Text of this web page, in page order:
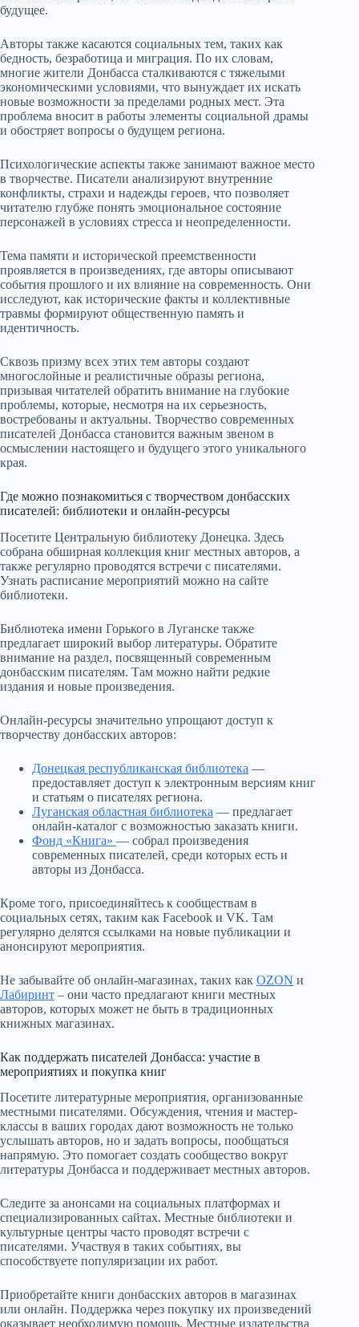
будущее.
Авторы также касаются социальных тем, таких как
бедность, безработица и миграция. По их словам,
многие жители Донбасса сталкиваются с тяжелыми
экономическими условиями, что вынуждает их искать
новые возможности за пределами родных мест. Эта
проблема вносит в работы элементы социальной драмы
и обостряет вопросы о будущем региона.
Психологические аспекты также занимают важное место
в творчестве. Писатели анализируют внутренние
конфликты, страхи и надежды героев, что позволяет
читателю глубже понять эмоциональное состояние
персонажей в условиях стресса и неопределенности.
Тема памяти и исторической преемственности
проявляется в произведениях, где авторы описывают
события прошлого и их влияние на современность. Они
исследуют, как исторические факты и коллективные
травмы формируют общественную память и
идентичность.
Сквозь призму всех этих тем авторы создают
многослойные и реалистичные образы региона,
призывая читателей обратить внимание на глубокие
проблемы, которые, несмотря на их серьезность,
востребованы и актуальны. Творчество современных
писателей Донбасса становится важным звеном в
осмыслении настоящего и будущего этого уникального
края.
Где можно познакомиться с творчеством донбасских
писателей: библиотеки и онлайн-ресурсы
Посетите Центральную библиотеку Донецка. Здесь
собрана обширная коллекция книг местных авторов, а
также регулярно проводятся встречи с писателями.
Узнать расписание мероприятий можно на сайте
библиотеки.
Библиотека имени Горького в Луганске также
предлагает широкий выбор литературы. Обратите
внимание на раздел, посвященный современным
донбасским писателям. Там можно найти редкие
издания и новые произведения.
Онлайн-ресурсы значительно упрощают доступ к
творчеству донбасских авторов:
Донецкая республиканская библиотека —
предоставляет доступ к электронным версиям книг
и статьям о писателях региона.
Луганская областная библиотека — предлагает
онлайн-каталог с возможностью заказать книги.
Фонд «Книга» — собрал произведения
современных писателей, среди которых есть и
авторы из Донбасса.
Кроме того, присоединяйтесь к сообществам в
социальных сетях, таким как Facebook и VK. Там
регулярно делятся ссылками на новые публикации и
анонсируют мероприятия.
Не забывайте об онлайн-магазинах, таких как OZON и
Лабиринт – они часто предлагают книги местных
авторов, которых может не быть в традиционных
книжных магазинах.
Как поддержать писателей Донбасса: участие в
мероприятиях и покупка книг
Посетите литературные мероприятия, организованные
местными писателями. Обсуждения, чтения и мастер-
классы в ваших городах дают возможность не только
услышать авторов, но и задать вопросы, пообщаться
напрямую. Это помогает создать сообщество вокруг
литературы Донбасса и поддерживает местных авторов.
Следите за анонсами на социальных платформах и
специализированных сайтах. Местные библиотеки и
культурные центры часто проводят встречи с
писателями. Участвуя в таких событиях, вы
способствуете популяризации их работ.
Приобретайте книги донбасских авторов в магазинах
или онлайн. Поддержка через покупку их произведений
оказывает необходимую помощь. Местные издательства